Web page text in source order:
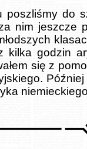
do
nim jeszcze
kilka godzin
się z